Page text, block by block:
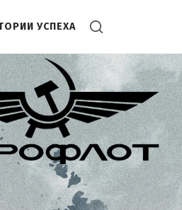
УСПЕХА